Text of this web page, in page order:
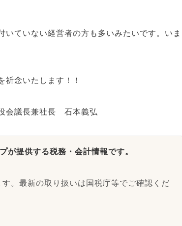
ていない経営者の方も多いみたいです。いま
祈念いたします！！
会議長兼社長 石本義弘
が提供する税務・会計情報です。
。最新の取り扱いは国税庁等でご確認くだ